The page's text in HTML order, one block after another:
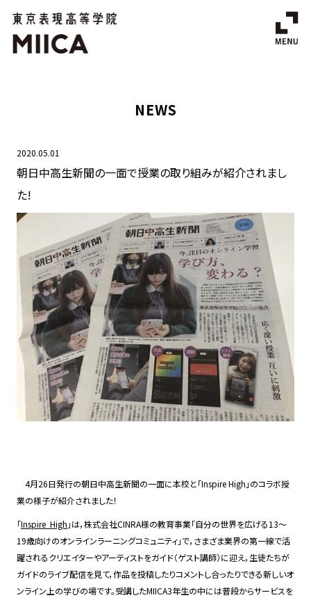
NEWS
2020.05.01
朝日中高生新聞の一面で授業の取り組みが紹介されまし
た!
4月26日発行の朝日中高生新聞の一面に本校と「Inspire High」のコラボ授
業の様子が紹介されました！
「Inspire High 」は，株式会社CINRA様の教育事業「自分の世界を広げる13〜
19歳向けのオンラインラーニングコミュニティ」で，さまざま業界の第一線で活
躍されるクリエイターやアーティストをガイド（ゲスト講師）に迎え，生徒たちが
ガイドのライブ配信を見て，作品を投稿したりコメントし合ったりできる新しいオ
ンライン上の学びの場です。受講したMIICA3年生の中には普段からサービスを